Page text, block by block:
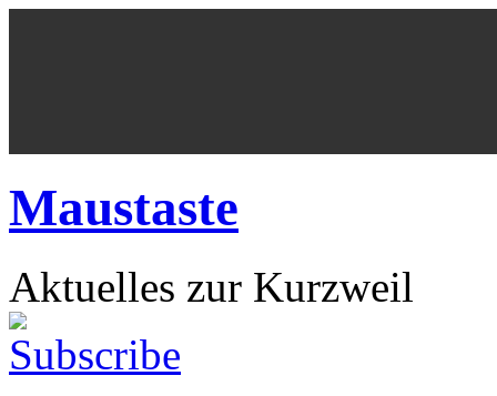
Maustaste
Aktuelles zur Kurzweil